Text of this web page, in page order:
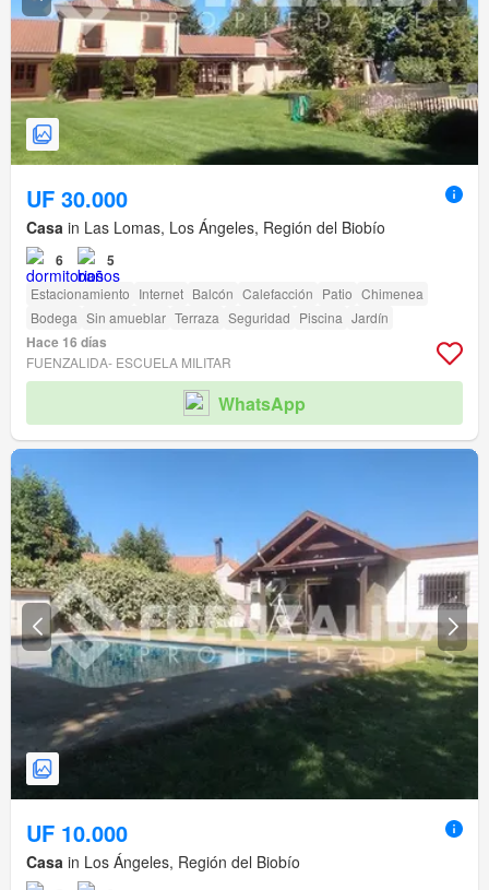
UF 30.000
Casa in Las Lomas, Los Ángeles, Región del Biobío
6 5
Estacionamiento Internet Balcón Calefacción Patio Chimenea
Bodega Sin amueblar Terraza Seguridad Piscina Jardín
Hace 16 días
FUENZALIDA- ESCUELA MILITAR
WhatsApp
UF 10.000
Casa in Los Ángeles, Región del Biobío